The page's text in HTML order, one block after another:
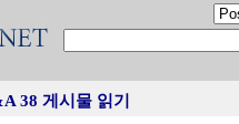
38 게시물 읽기